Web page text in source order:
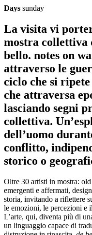
Days sunday
La visita vi
mostra collettiva
bello. notes on
attraverso le
ciclo che si
che attraversa
lasciando segni
collettiva.
dell’uomo
conflitto,
storico o
Oltre 30 artisti in mostra:
emergenti e affermati,
storia, invitando a riflettere
le emozioni, le percezioni e
L’arte, qui, diventa più di
un linguaggio capace di